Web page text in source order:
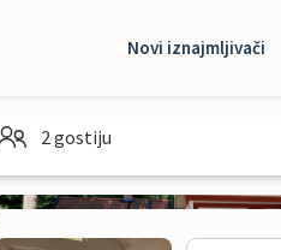
Novi iznajmljivači
2 gostiju